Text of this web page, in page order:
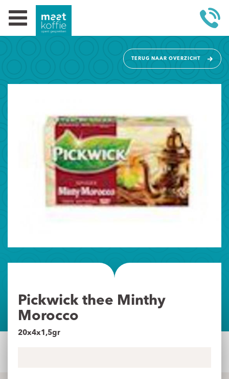
TERUG NAAR OVERZICHT
Pickwick thee Minthy
Morocco
20x4x1,5gr